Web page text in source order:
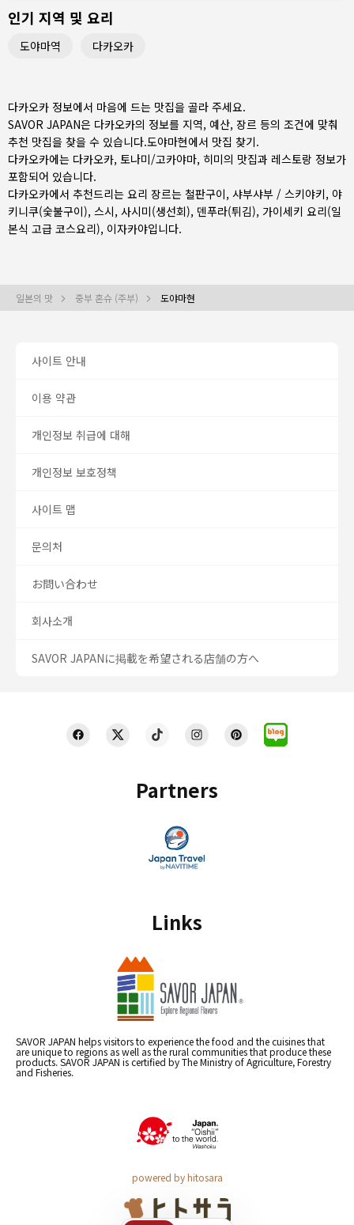
인기 지역 및 요리
도야마역 다카오카
다카오카 정보에서 마음에 드는 맛집을 골라 주세요.
SAVOR JAPAN은 다카오카의 정보를 지역, 예산, 장르 등의 조건에 맞춰
추천 맛집을 찾을 수 있습니다.도야마현에서 맛집 찾기.
다카오카에는 다카오카, 토나미/고카야마, 히미의 맛집과 레스토랑 정보가
포함되어 있습니다.
다카오카에서 추천드리는 요리 장르는 철판구이, 샤부샤부 / 스키야키, 야
키니쿠(숯불구이), 스시, 사시미(생선회), 덴푸라(튀김), 가이세키 요리(일
본식 고급 코스요리), 이자카야입니다.
일본의 맛 중부 혼슈 (주부) 도야마현
Partners
Links
SAVOR JAPAN helps visitors to experience the food and the cuisines that
are unique to regions as well as the rural communities that produce these
products. SAVOR JAPAN is certified by The Ministry of Agriculture, Forestry
and Fisheries.
powered by hitosara
사이트 안내
이용 약관
개인정보 취급에 대해
개인정보 보호정책
사이트 맵
문의처
お問い合わせ
회사소개
SAVOR JAPANに掲載を希望される店舗の方へ